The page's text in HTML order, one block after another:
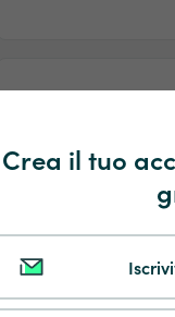
Crea il tuo